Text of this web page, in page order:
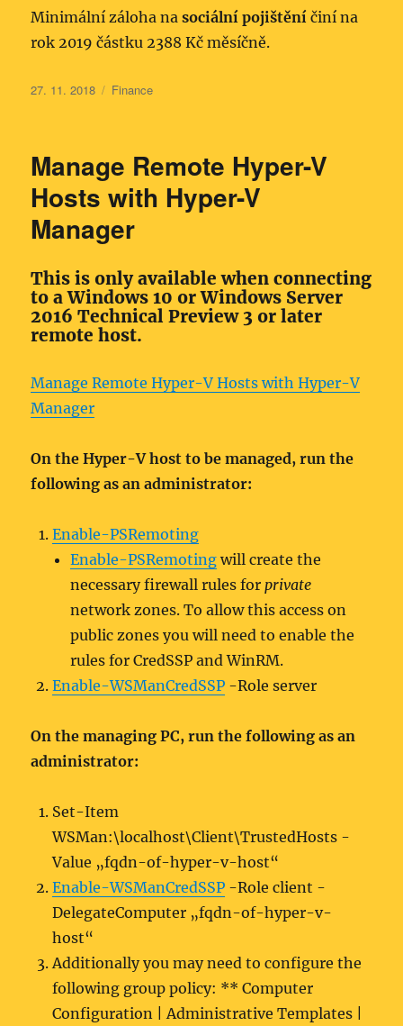
Minimální záloha nasociální pojištění činí na
rok 2019 částku 2388 Kč měsíčně.
Publikováno:
27. 11. 2018 Rubriky:
Finance
Manage Remote Hyper-V
Hosts with Hyper-V
Manager
This is only available when connecting
to a Windows 10 or Windows Server
2016 Technical Preview 3 or later
remote host.
Manage Remote Hyper-V Hosts with Hyper-V
Manager
On the Hyper-V host to be managed, run the
following as an administrator:
Enable-PSRemoting
Enable-PSRemoting will create the
necessary firewall rules forprivate
network zones. To allow this access on
public zones you will need to enable the
rules for CredSSP and WinRM.
Enable-WSManCredSSP -Role server
On the managing PC, run the following as an
administrator:
Set-Item
WSMan:\localhost\Client\TrustedHosts -
Value „fqdn-of-hyper-v-host“
Enable-WSManCredSSP -Role client -
DelegateComputer „fqdn-of-hyper-v-
host“
Additionally you may need to configure the
following group policy: ** Computer
Configuration | Administrative Templates |